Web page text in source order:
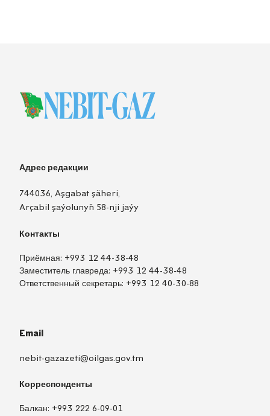
Адрес редакции
744036, Aşgabat şäheri,
Arçabil şaýolunyň 58-nji jaýy
Контакты
Приёмная: +993 12 44-38-48
Заместитель главреда: +993 12 44-38-48
Ответственный секретарь: +993 12 40-30-88
Email
nebit-gazazeti@oilgas.gov.tm
Корреспонденты
Балкан: +993 222 6-09-01